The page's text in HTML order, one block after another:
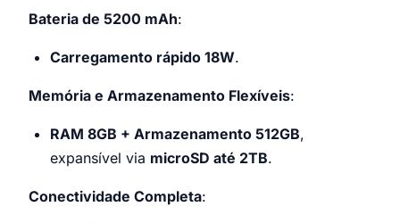
Bateria de 5200 mAh:
Carregamento rápido 18W.
Memória e Armazenamento Flexíveis:
RAM 8GB + Armazenamento 512GB,
expansível via microSD até 2TB.
Conectividade Completa: